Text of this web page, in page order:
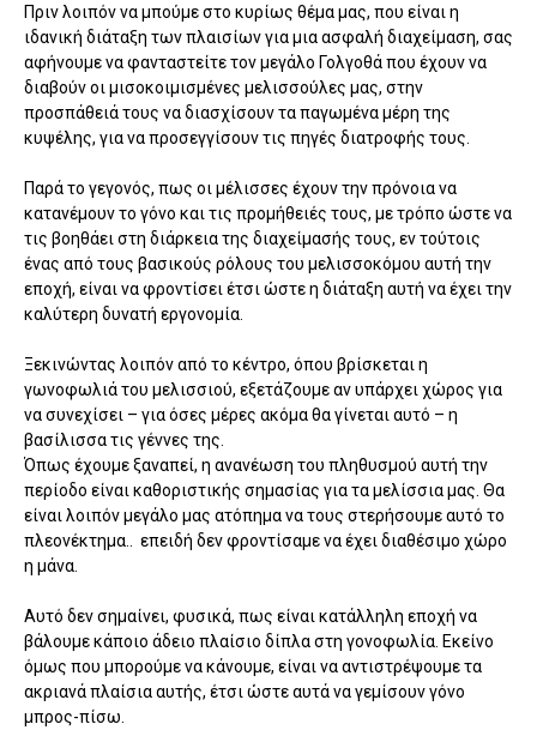
Πριν λοιπόν να μπούμε στο κυρίως θέμα μας, που είναι η
ιδανική διάταξη των πλαισίων για μια ασφαλή διαχείμαση, σας
αφήνουμε να φανταστείτε τον μεγάλο Γολγοθά που έχουν να
διαβούν οι μισοκοιμισμένες μελισσούλες μας, στην
προσπάθειά τους να διασχίσουν τα παγωμένα μέρη της
κυψέλης, για να προσεγγίσουν τις πηγές διατροφής τους.
Παρά το γεγονός, πως οι μέλισσες έχουν την πρόνοια να
κατανέμουν το γόνο και τις προμήθειές τους, με τρόπο ώστε να
τις βοηθάει στη διάρκεια της διαχείμασής τους, εν τούτοις
ένας από τους βασικούς ρόλους του μελισσοκόμου αυτή την
εποχή, είναι να φροντίσει έτσι ώστε η διάταξη αυτή να έχει την
καλύτερη δυνατή εργονομία.
Ξεκινώντας λοιπόν από το κέντρο, όπου βρίσκεται η
γωνοφωλιά του μελισσιού, εξετάζουμε αν υπάρχει χώρος για
να συνεχίσει – για όσες μέρες ακόμα θα γίνεται αυτό – η
βασίλισσα τις γέννες της.
Όπως έχουμε ξαναπεί, η ανανέωση του πληθυσμού αυτή την
περίοδο είναι καθοριστικής σημασίας για τα μελίσσια μας. Θα
είναι λοιπόν μεγάλο μας ατόπημα να τους στερήσουμε αυτό το
πλεονέκτημα.. επειδή δεν φροντίσαμε να έχει διαθέσιμο χώρο
η μάνα.
Αυτό δεν σημαίνει, φυσικά, πως είναι κατάλληλη εποχή να
βάλουμε κάποιο άδειο πλαίσιο δίπλα στη γονοφωλία. Εκείνο
όμως που μπορούμε να κάνουμε, είναι να αντιστρέψουμε τα
ακριανά πλαίσια αυτής, έτσι ώστε αυτά να γεμίσουν γόνο
μπρος-πίσω.